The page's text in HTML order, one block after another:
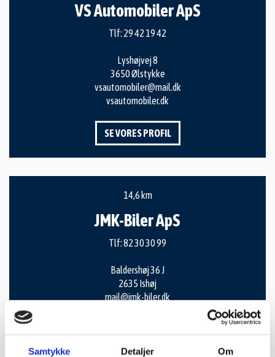
Samtykke Detaljer Om
VS Automobiler ApS
Tlf: 29 42 19 42
Lyshøjvej 8
3650 Ølstykke
vsautomobiler@mail.dk
vsautomobiler.dk
SE VORES PROFIL
14,6 km
JMK-Biler ApS
Tlf:82 30 30 99
Baldershøj 36 J
2635 Ishøj
mail@jmk-biler.dk